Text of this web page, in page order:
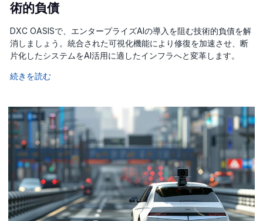
術的負債
DXC OASISで、エンタープライズAIの導入を阻む技術的負債を解
消しましょう。統合された可視化機能により修復を加速させ、断
片化したシステムをAI活用に適したインフラへと変革します。
続きを読む